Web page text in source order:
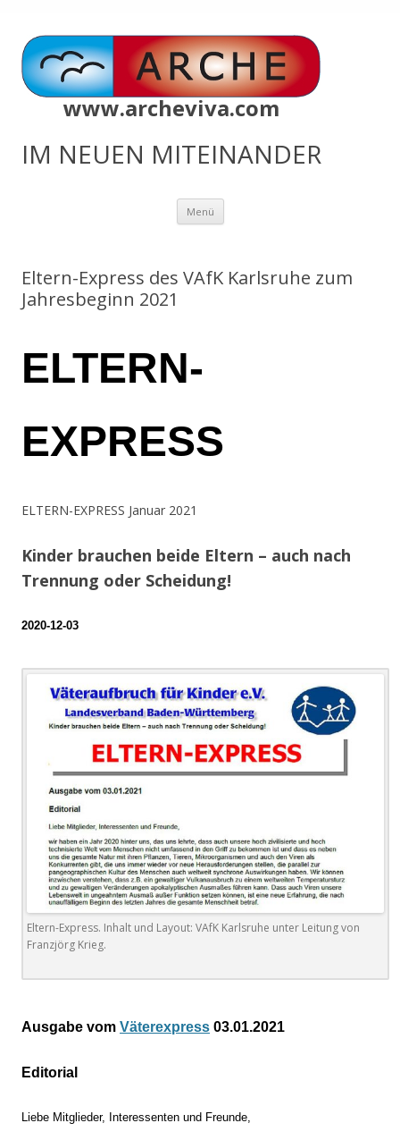
www.archeviva.com
IM NEUEN MITEINANDER
Menü Zum
springen
Eltern-Express des VAfK Karlsruhe zum
Jahresbeginn 2021
ELTERN-
EXPRESS
ELTERN-EXPRESS Januar 2021
Kinder brauchen beide Eltern – auch nach
Trennung oder Scheidung!
2020-12-03
Eltern-Express. Inhalt und Layout: VAfK Karlsruhe unter Leitung von
Franzjörg Krieg.
Ausgabe vom Väterexpress 03.01.2021
Editorial
Liebe Mitglieder, Interessenten und Freunde,